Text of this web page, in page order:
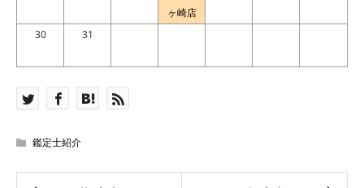
ヶ崎店
30 31
鑑定士紹介